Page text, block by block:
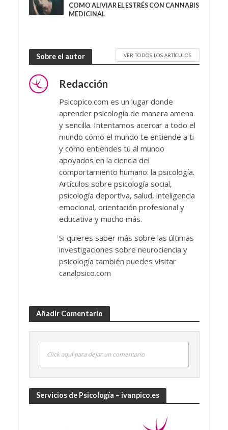
COMO ALIVIAR EL ESTRÉS CON CANNABIS
MEDICINAL
Sobre el autor VER TODOS LOS ARTÍCULOS
Redacción
Psicopico.com es un lugar donde
aprender psicología de manera amena
y sencilla. Intentamos acercar a todo el
mundo cómo el mundo te entiende a ti
y cómo entiendes tú al mundo
apoyados en la ciencia del
comportamiento humano: la psicología.
Artículos sobre psicología social,
psicología deportiva, salud, inteligencia
emocional, orientación profesional y
educativa y mucho más.
Si quieres saber más sobre las últimas
investigaciones sobre neurociencia y
psicología también puedes visitar
canalpsico.com
Añadir Comentario
Click aquí para dejar un comentario
Servicios de Psicología – ivanpico.es